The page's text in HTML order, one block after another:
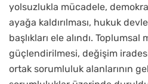
yolsuzlukla mücadele,
ayağa kaldırılması, hukuk
başlıkları ele alındı.
güçlendirilmesi, değişim
ortak sorumluluk alanlarının